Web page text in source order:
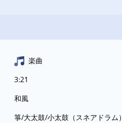
楽曲
3:21
和風
箏/大太鼓/小太鼓（スネアドラ